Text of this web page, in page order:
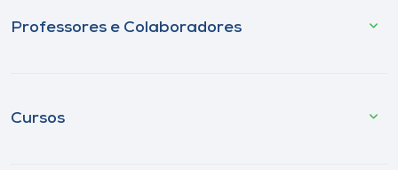
Professores e Colaboradores
Cursos